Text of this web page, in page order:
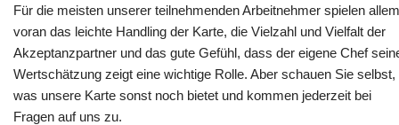
Für die meisten unserer teilnehmenden Arbeitnehmer spielen allem
voran das leichte Handling der Karte, die Vielzahl und Vielfalt der
Akzeptanzpartner und das gute Gefühl, dass der eigene Chef
Wertschätzung zeigt eine wichtige Rolle. Aber schauen Sie selbst,
was unsere Karte sonst noch bietet und kommen jederzeit bei
Fragen auf uns zu.